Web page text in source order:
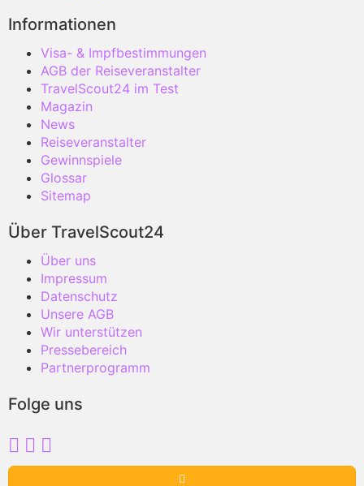
Informationen
Visa- & Impfbestimmungen
AGB der Reiseveranstalter
TravelScout24 im Test
Magazin
News
Reiseveranstalter
Gewinnspiele
Glossar
Sitemap
Über TravelScout24
Über uns
Impressum
Datenschutz
Unsere AGB
Wir unterstützen
Pressebereich
Partnerprogramm
Folge uns